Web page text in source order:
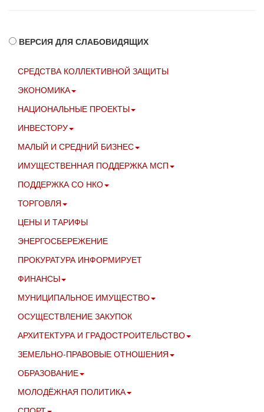
ВЕРСИЯ ДЛЯ СЛАБОВИДЯЩИХ
СРЕДСТВА КОЛЛЕКТИВНОЙ ЗАЩИТЫ
ЭКОНОМИКА
НАЦИОНАЛЬНЫЕ ПРОЕКТЫ
ИНВЕСТОРУ
МАЛЫЙ И СРЕДНИЙ БИЗНЕС
ИМУЩЕСТВЕННАЯ ПОДДЕРЖКА МСП
ПОДДЕРЖКА СО НКО
ТОРГОВЛЯ
ЦЕНЫ И ТАРИФЫ
ЭНЕРГОСБЕРЕЖЕНИЕ
ПРОКУРАТУРА ИНФОРМИРУЕТ
ФИНАНСЫ
МУНИЦИПАЛЬНОЕ ИМУЩЕСТВО
ОСУЩЕСТВЛЕНИЕ ЗАКУПОК
АРХИТЕКТУРА И ГРАДОСТРОИТЕЛЬСТВО
ЗЕМЕЛЬНО-ПРАВОВЫЕ ОТНОШЕНИЯ
ОБРАЗОВАНИЕ
МОЛОДЁЖНАЯ ПОЛИТИКА